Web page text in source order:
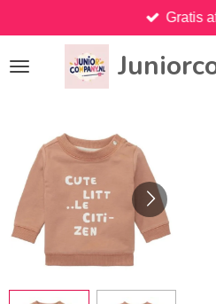
direct
naar
Gratis